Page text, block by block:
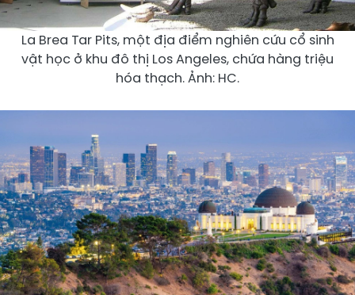
La Brea Tar Pits, một địa điểm nghiên cứu cổ sinh
vật học ở khu đô thị Los Angeles, chứa hàng triệu
hóa thạch. Ảnh: HC.